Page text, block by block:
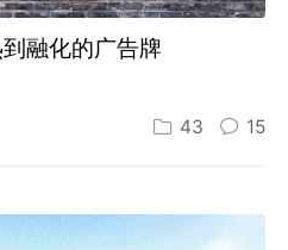
融化的广告牌
43 15